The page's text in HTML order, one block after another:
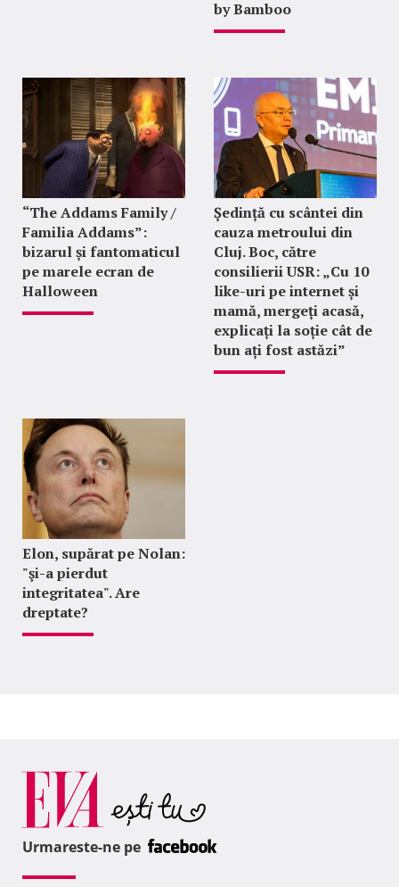
by Bamboo
“The Addams Family /
Familia Addams”:
bizarul și fantomaticul
pe marele ecran de
Halloween
Ședință cu scântei din
cauza metroului din
Cluj. Boc, către
consilierii USR: „Cu 10
like-uri pe internet și
mamă, mergeți acasă,
explicați la soție cât de
bun ați fost astăzi”
Elon, supărat pe Nolan:
"şi-a pierdut
integritatea". Are
dreptate?
Urmareste-ne pe